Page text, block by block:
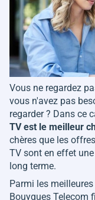
Vous ne regardez
vous n'avez pas
regarder ? Dans ce
TV est le meilleur
chères que les
TV sont en effet
long terme.
Parmi les
Bouygues Telecom